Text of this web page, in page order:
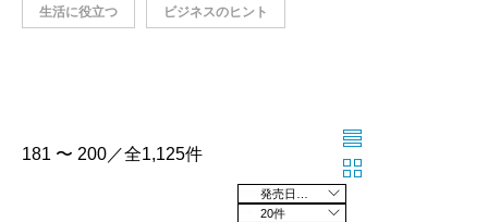
生活に役立つ ビジネスのヒント
181 〜 200／全1,125件
20件